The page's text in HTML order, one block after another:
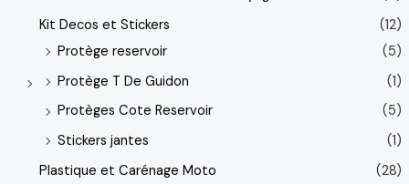
Kit Decos et Stickers
(12)
Protège reservoir
(5)
Protège T De Guidon
(1)
Protèges Cote Reservoir
(5)
Stickers jantes
(1)
Plastique et Carénage Moto
(28)